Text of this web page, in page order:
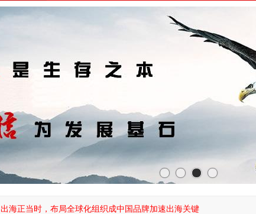
出海正当时，布局全球化组织成中国品牌加速出海关键